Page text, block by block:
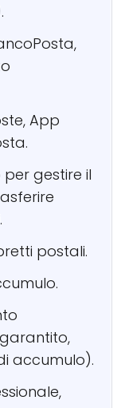
App
gestire il
postali.
accumulo).